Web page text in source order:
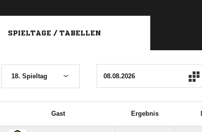
SPIELTAGE / TABELLEN
18. Spieltag
Gast Ergebnis